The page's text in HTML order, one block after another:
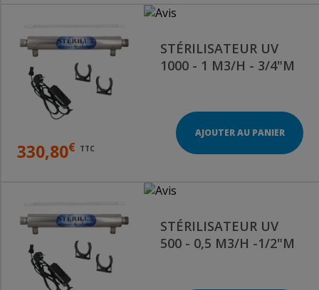
STÉRILISATEUR UV
1000 - 1 M3/H - 3/4"M
330,80€ TTC
AJOUTER AU PANIER
STÉRILISATEUR UV
500 - 0,5 M3/H -1/2"M